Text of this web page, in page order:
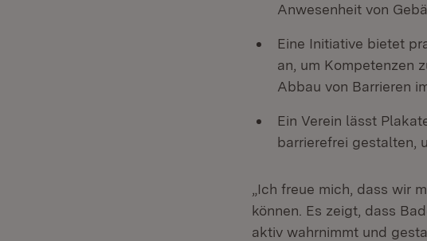
Anwesenheit von
Eine Initiative bietet
an, um Kompetenzen
Abbau von Barrieren
Ein Verein lässt
barrierefrei gestalten,
„Ich freue mich, dass wir
können. Es zeigt, dass
aktiv wahrnimmt und